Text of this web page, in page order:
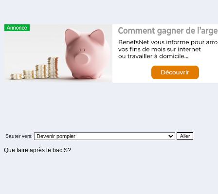
Sauter vers:
Que faire après le bac S?